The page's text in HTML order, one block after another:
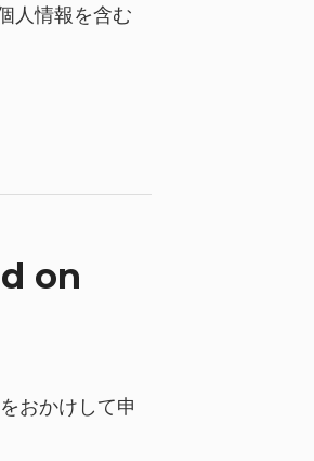
人情報を含む
on
おかけして申